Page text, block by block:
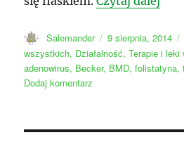
Autor
Salemander
Data
publikacji
9 sierpnia, 2014
wszystkich, Działalność,Terapie i leki
adenowirus, Becker, BMD,folistatyna,
Dodaj komentarz